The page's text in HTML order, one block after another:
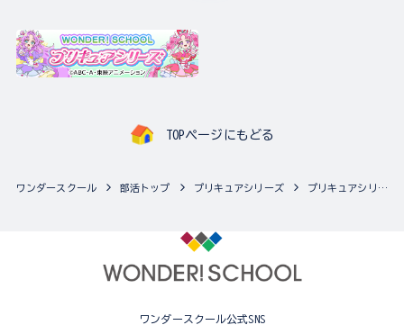
TOPページにもどる
ワンダースクール 部活トップ プリキュアシリーズ プリキュアシリーズの最新商品一覧
ワンダースクール公式SNS